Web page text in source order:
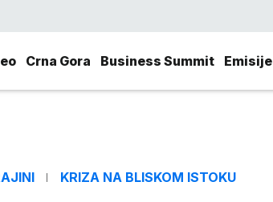
Crna Gora Business Summit Emisije
KRIZA NA BLISKOM ISTOKU